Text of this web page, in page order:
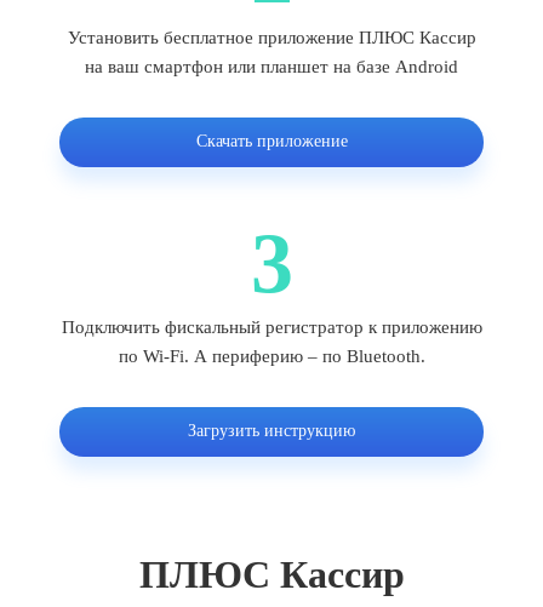
Установить бесплатное приложение ПЛЮС Кассир
на ваш смартфон или планшет на базе Android
Скачать приложение
3
Подключить фискальный регистратор к приложению
по Wi-Fi. А периферию – по Bluetooth.
Загрузить инструкцию
ПЛЮС Кассир